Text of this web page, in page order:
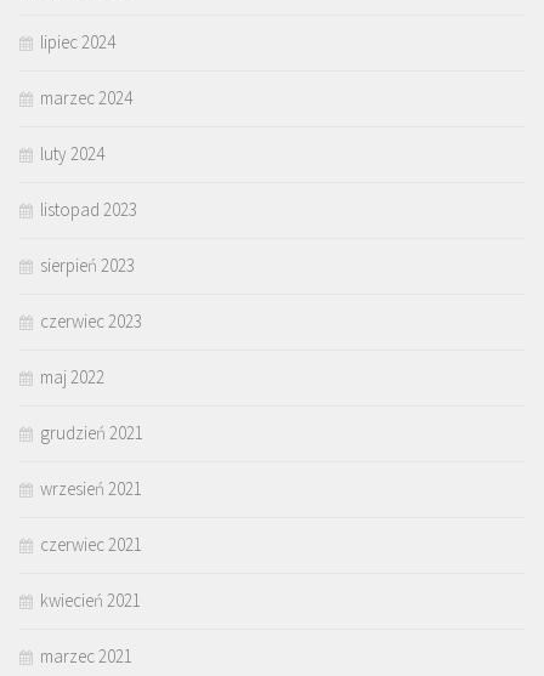
lipiec 2024
marzec 2024
luty 2024
listopad 2023
sierpień 2023
czerwiec 2023
maj 2022
grudzień 2021
wrzesień 2021
czerwiec 2021
kwiecień 2021
marzec 2021